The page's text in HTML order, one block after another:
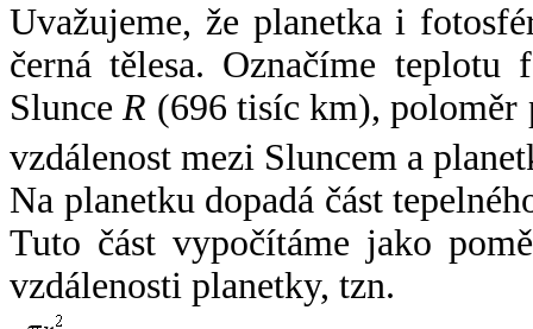
Uvažujeme, že planetka i
černá tělesa. Označíme
SlunceR (696 tisíc km),
vzdálenost mezi Sluncem a
Na planetku dopadá část
Tuto část vypočítáme jako
vzdálenosti planetky, tzn.